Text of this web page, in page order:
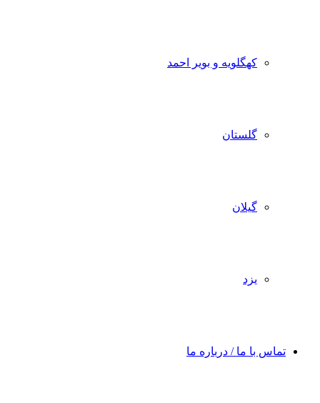
کهگلویه و بویر احمد
گلستان
گیلان
یزد
تماس با ما / درباره ما